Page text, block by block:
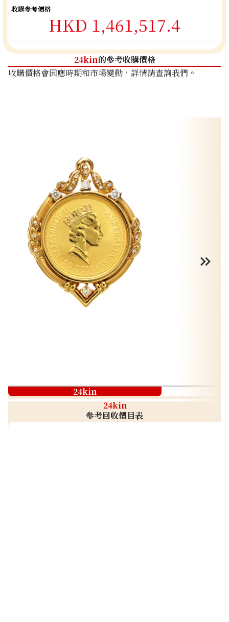
收購參考價格
HKD 1,461,517.4
24kin的參考收購價格
收購價格會因應時期和市場變動，詳情請查詢我們。
24kin
24kin
參考回收價目表